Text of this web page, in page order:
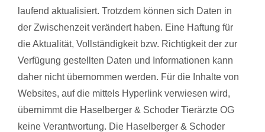
laufend aktualisiert. Trotzdem können sich Daten in
der Zwischenzeit verändert haben. Eine Haftung für
die Aktualität, Vollständigkeit bzw. Richtigkeit der zur
Verfügung gestellten Daten und Informationen kann
daher nicht übernommen werden. Für die Inhalte von
Websites, auf die mittels Hyperlink verwiesen wird,
übernimmt die Haselberger & Schoder Tierärzte OG
keine Verantwortung. Die Haselberger & Schoder